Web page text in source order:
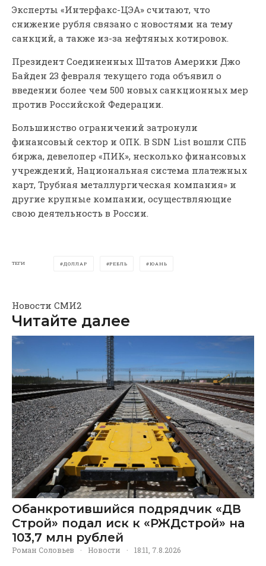
Эксперты «Интерфакс-ЦЭА» считают, что
снижение рубля связано с новостями на тему
санкций, а также из-за нефтяных котировок.
Президент Соединенных Штатов Америки Джо
Байден 23 февраля текущего года объявил о
введении более чем 500 новых санкционных мер
против Российской Федерации.
Большинство ограничений затронули
финансовый сектор и ОПК. В SDN List вошли СПБ
биржа, девелопер «ПИК», несколько финансовых
учреждений, Национальная система платежных
карт, Трубная металлургическая компания» и
другие крупные компании, осуществляющие
свою деятельность в России.
ТЕГИ ДОЛЛАР РЕБЛЬ ЮАНЬ
Новости СМИ2
Читайте далее
Обанкротившийся подрядчик «ДВ
Строй» подал иск к «РЖДстрой» на
103,7 млн рублей
Роман Соловьев · Новости · 18:11, 7.8.2026